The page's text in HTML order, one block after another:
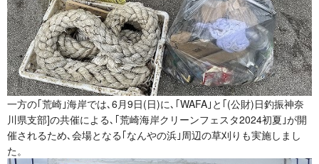
一方の｢荒崎｣海岸では､6月9日(日)に､｢WAFA｣と｢(公財)日釣振神奈
川県支部]の共催による､｢荒崎海岸クリーンフェスタ2024初夏｣が開
催されるため､会場となる｢なんやの浜｣周辺の草刈りも実施しまし
た。